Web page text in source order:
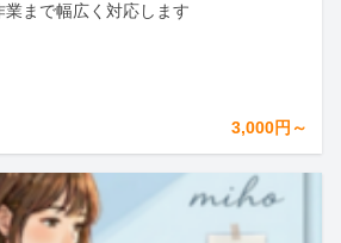
まで幅広く対応します
3,000円～